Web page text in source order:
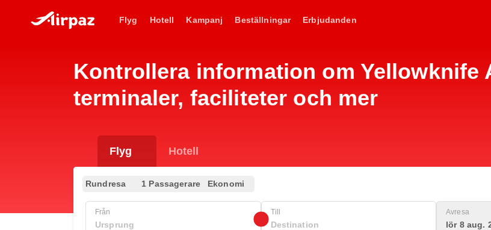
Flyg Hotell Kampanj Beställningar Erbjudanden
Kontrollera information om Yellowknife
terminaler, faciliteter och mer
Flyg Hotell
Rundresa 1 Passagerare Ekonomi
Från Till Avresa
lör 8 aug.